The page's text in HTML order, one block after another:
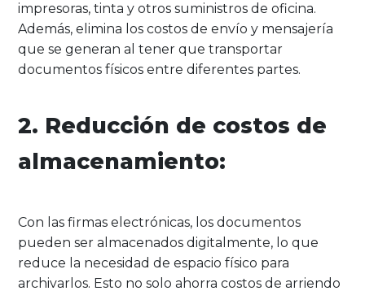
impresoras, tinta y otros suministros de oficina.
Además, elimina los costos de envío y mensajería
que se generan al tener que transportar
documentos físicos entre diferentes partes.
2. Reducción de costos de
almacenamiento:
Con las firmas electrónicas, los documentos
pueden ser almacenados digitalmente, lo que
reduce la necesidad de espacio físico para
archivarlos. Esto no solo ahorra costos de arriendo